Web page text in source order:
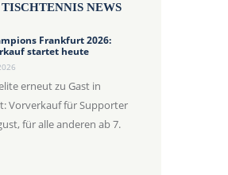
TISCHTENNIS NEWS
Frankfurt 2026:
startet heute
erneut zu Gast in
Vorverkauf für Supporter
für alle anderen ab 7.